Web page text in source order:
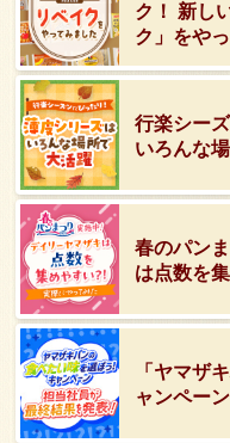
ク！ 新し
ク」をや
行楽シー
いろんな
春のパン
は点数を
「ヤマザ
ャンペー